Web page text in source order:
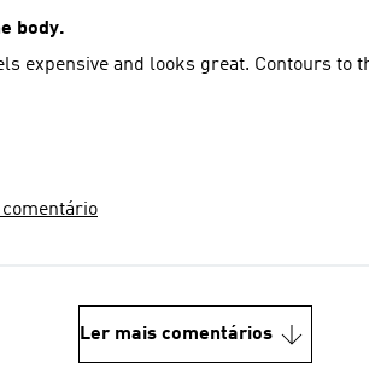
body.
expensive and looks great. Contours to
Ler mais comentários